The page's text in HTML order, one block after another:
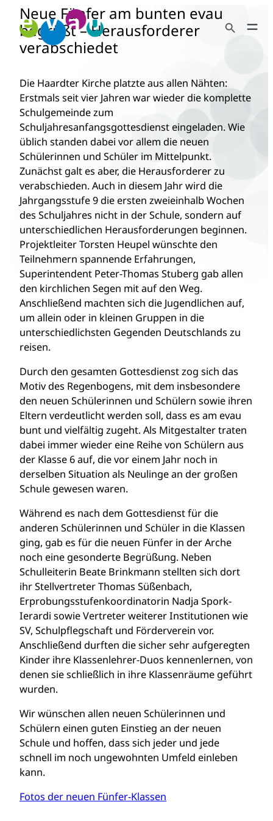
Zum
Inhalt
springen
Search Button
Neue Fünfer am bunten evau
begrüßt – Herausforderer
verabschiedet
Die Haardter Kirche platzte aus allen Nähten:
Erstmals seit vier Jahren war wieder die komplette
Schulgemeinde zum
Schuljahresanfangsgottesdienst eingeladen. Wie
üblich standen dabei vor allem die neuen
Schülerinnen und Schüler im Mittelpunkt.
Zunächst galt es aber, die Herausforderer zu
verabschieden. Auch in diesem Jahr wird die
Jahrgangsstufe 9 die ersten zweieinhalb Wochen
des Schuljahres nicht in der Schule, sondern auf
unterschiedlichen Herausforderungen beginnen.
Projektleiter Torsten Heupel wünschte den
Teilnehmern spannende Erfahrungen,
Superintendent Peter-Thomas Stuberg gab allen
den kirchlichen Segen mit auf den Weg.
Anschließend machten sich die Jugendlichen auf,
um allein oder in kleinen Gruppen in die
unterschiedlichsten Gegenden Deutschlands zu
reisen.
Durch den gesamten Gottesdienst zog sich das
Motiv des Regenbogens, mit dem insbesondere
den neuen Schülerinnen und Schülern sowie ihren
Eltern verdeutlicht werden soll, dass es am evau
bunt und vielfältig zugeht. Als Mitgestalter traten
dabei immer wieder eine Reihe von Schülern aus
der Klasse 6 auf, die vor einem Jahr noch in
derselben Situation als Neulinge an der großen
Schule gewesen waren.
Während es nach dem Gottesdienst für die
anderen Schülerinnen und Schüler in die Klassen
ging, gab es für die neuen Fünfer in der Arche
noch eine gesonderte Begrüßung. Neben
Schulleiterin Beate Brinkmann stellten sich dort
ihr Stellvertreter Thomas Süßenbach,
Erprobungsstufenkoordinatorin Nadja Spork-
Ierardi sowie Vertreter weiterer Institutionen wie
SV, Schulpflegschaft und Förderverein vor.
Anschließend durften die sicher sehr aufgeregten
Kinder ihre Klassenlehrer-Duos kennenlernen, von
denen sie schließlich in ihre Klassenräume geführt
wurden.
Wir wünschen allen neuen Schülerinnen und
Schülern einen guten Einstieg an der neuen
Schule und hoffen, dass sich jeder und jede
schnell im noch ungewohnten Umfeld einleben
kann.
Fotos der neuen Fünfer-Klassen